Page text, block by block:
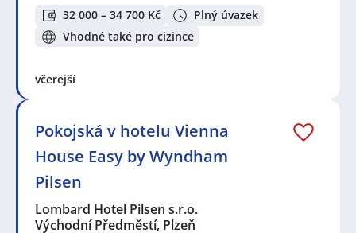
32 000 – 34 700 Kč
Plný úvazek
Vhodné také pro cizince
včerejší
Pokojská v hotelu Vienna
House Easy by Wyndham
Pilsen
Lombard Hotel Pilsen s.r.o.
Východní Předměstí, Plzeň